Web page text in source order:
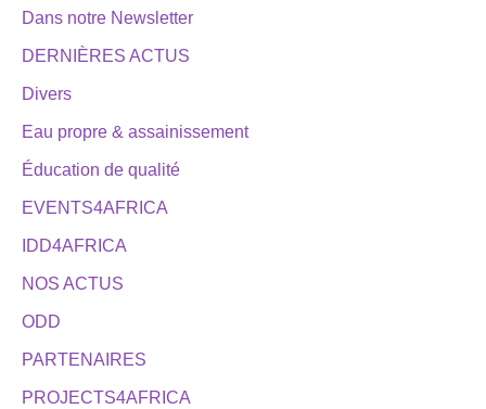
Dans notre Newsletter
DERNIÈRES ACTUS
Divers
Eau propre & assainissement
Éducation de qualité
EVENTS4AFRICA
IDD4AFRICA
NOS ACTUS
ODD
PARTENAIRES
PROJECTS4AFRICA